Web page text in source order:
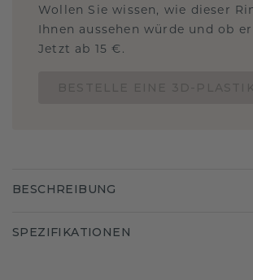
Wollen Sie wissen, wie dieser
Ihnen aussehen würde und ob
Jetzt ab 15 €.
BESCHREIBUNG
SPEZIFIKATIONEN